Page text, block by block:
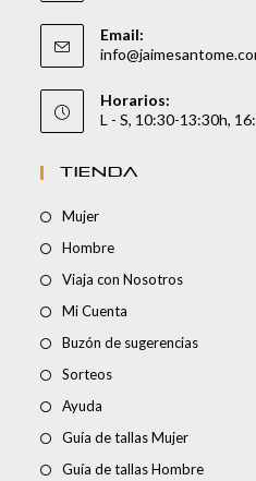
Email:
Horarios:
L - S, 10:30-13:30h,
TIENDA
Mujer
Hombre
Viaja con Nosotros
Mi Cuenta
Buzón de sugerencias
Sorteos
Ayuda
Guía de tallas Mujer
Guía de tallas Hombre